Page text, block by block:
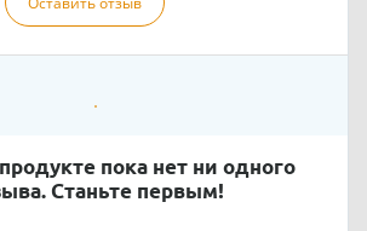
пока нет ни одного
Станьте первым!